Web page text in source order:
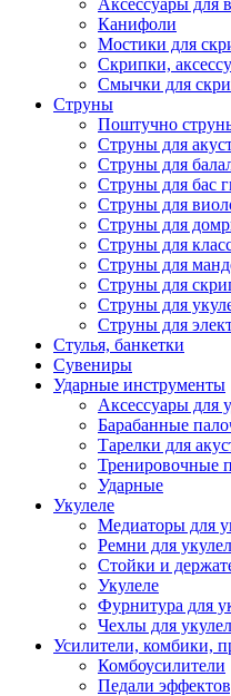
Аксессуары для
Канифоли
Мостики для
Скрипки,
Смычки для
Струны
Поштучно
Струны для
Струны для
Струны для бас
Струны для
Струны для
Струны для
Струны для
Струны для
Струны для
Струны для
Стулья, банкетки
Сувениры
Ударные инструменты
Аксессуары для
Барабанные
Тарелки для
Тренировочные
Ударные
Укулеле
Медиаторы для
Ремни для
Стойки и
Укулеле
Фурнитура для
Чехлы для
Усилители, комбики,
Комбоусилители
Педали